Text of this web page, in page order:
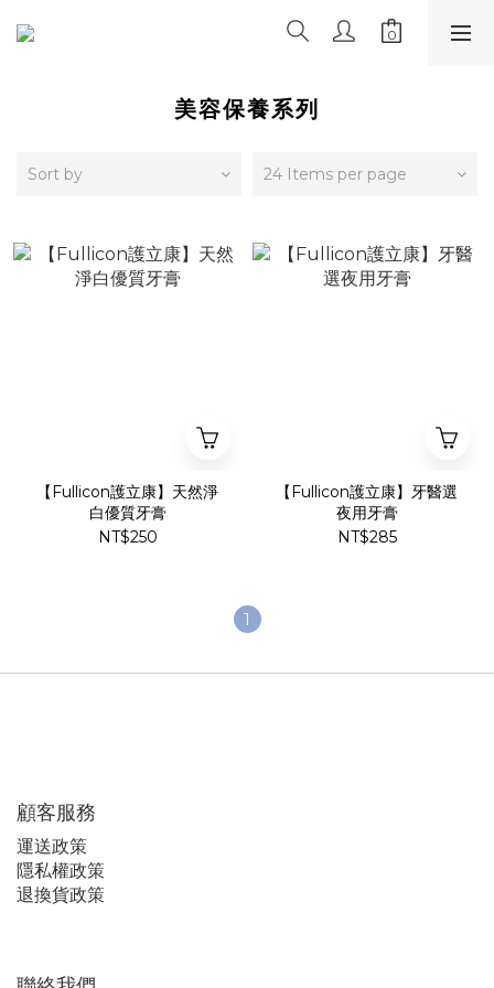
美容保養系列
Sort by 24 Items per page
【Fullicon護立康】天然淨
白優質牙膏
NT$250
【Fullicon護立康】牙醫選
夜用牙膏
NT$285
1
顧客服務
運送政策
隱私權政策
退換貨政策